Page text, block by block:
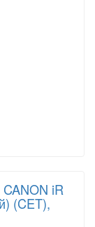
iR
(CET),